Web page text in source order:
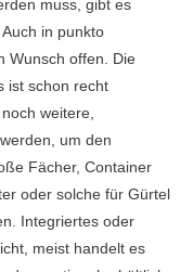
muss, gibt es
Auch in punkto
Wunsch offen. Die
ist schon recht
weitere,
um den
Fächer, Container
oder solche für Gürtel
Integriertes oder
meist handelt es